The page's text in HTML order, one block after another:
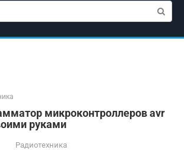
микроконтроллеров avr
руками
Радиотехника